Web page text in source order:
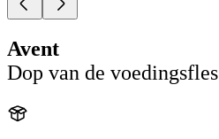
Avent
Dop van de voedingsfles